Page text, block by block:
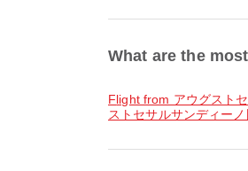
What are the
flight from アウグスト
ストセサルサンディー